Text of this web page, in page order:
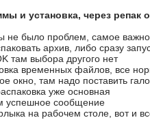
и установка, через репак
не было проблем, самое
архив, либо сразу
там выбора другого нет
временных файлов, все
окно, там надо поставить
уже основная
успешное сообщение
на рабочем столе, вот и